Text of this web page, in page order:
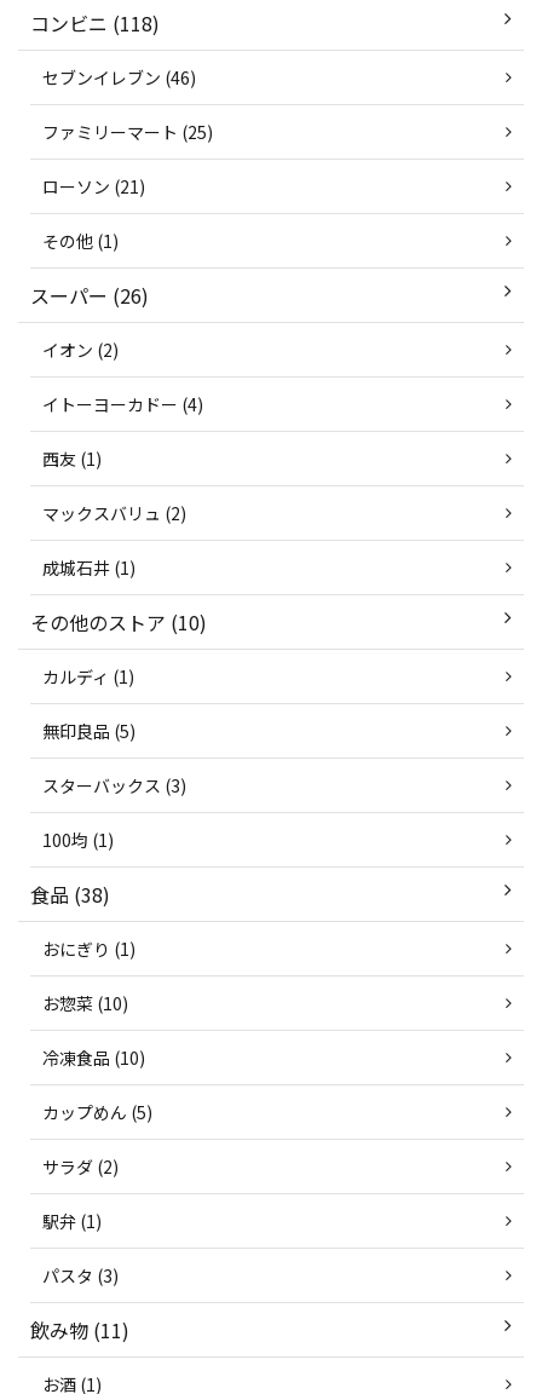
コンビニ (118)
セブンイレブン (46)
ファミリーマート (25)
ローソン (21)
その他 (1)
スーパー (26)
イオン (2)
イトーヨーカドー (4)
西友 (1)
マックスバリュ (2)
成城石井 (1)
その他のストア (10)
カルディ (1)
無印良品 (5)
スターバックス (3)
100均 (1)
食品 (38)
おにぎり (1)
お惣菜 (10)
冷凍食品 (10)
カップめん (5)
サラダ (2)
駅弁 (1)
パスタ (3)
飲み物 (11)
お酒 (1)